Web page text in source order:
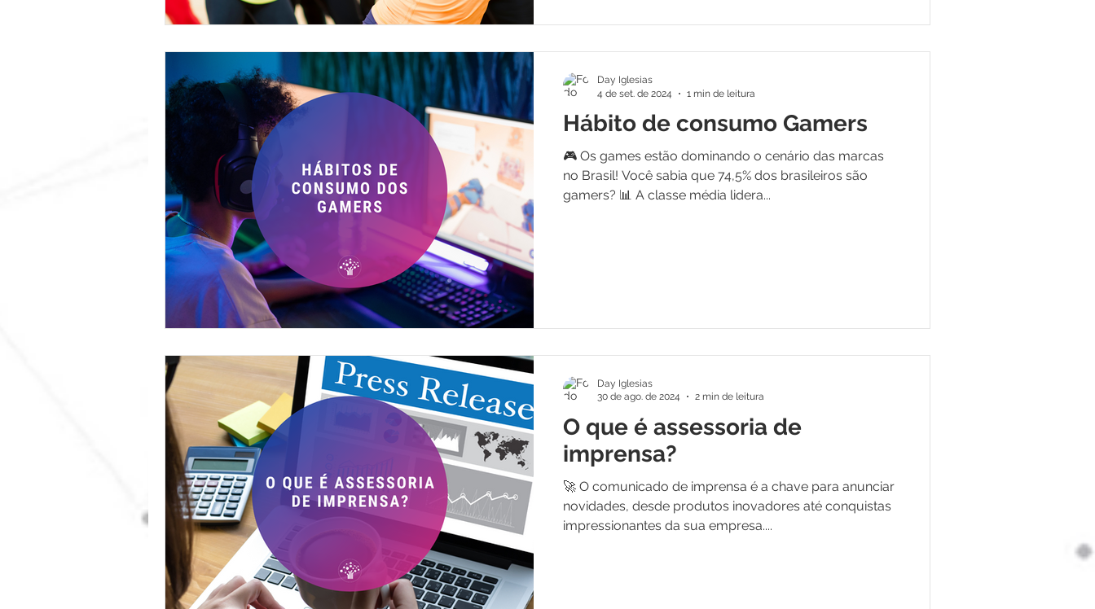
Hábito de consumo Gamers
🎮 Os games estão dominando o cenário das marcas
no Brasil! Você sabia que 74,5% dos brasileiros são
gamers? 📊 A classe média lidera...
Day Iglesias
4 de set. de 2024
1 min de leitura
O que é assessoria de
imprensa?
🚀 O comunicado de imprensa é a chave para anunciar
novidades, desde produtos inovadores até conquistas
impressionantes da sua empresa....
Day Iglesias
30 de ago. de 2024
2 min de leitura